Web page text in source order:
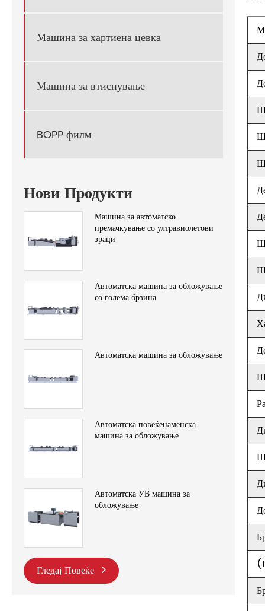
Машина за хартиена цевка
Машина за втиснување
BOPP филм
Нови Продукти
Машина за автоматско
премачкување со ултравиолетови
зраци
Автоматска машина за обложување
со голема брзина
Автоматска машина за обложување
Автоматска повеќенаменска
машина за обложување
Автоматска УВ машина за
обложување
Гледај Повеќе